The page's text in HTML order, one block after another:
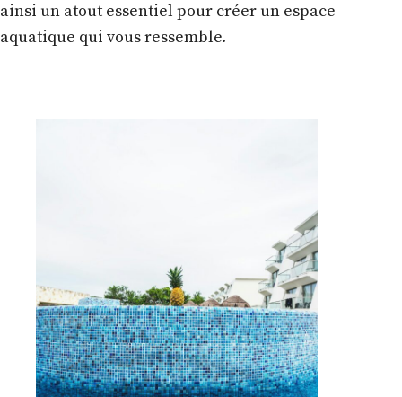
ainsi un atout essentiel pour créer un espace
aquatique qui vous ressemble.